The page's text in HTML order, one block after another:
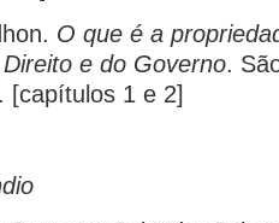
O que é a
e do Governo.
[capítulos